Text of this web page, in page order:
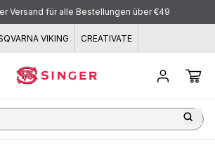
Inhalt springen
Versand für alle Bestellungen über €49
VIKING CREATIVATE